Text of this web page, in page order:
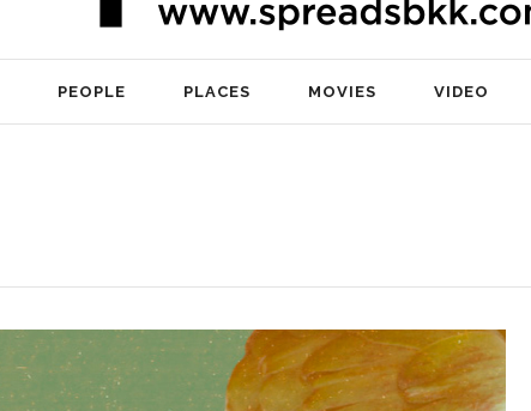
PEOPLE PLACES MOVIES VIDEO